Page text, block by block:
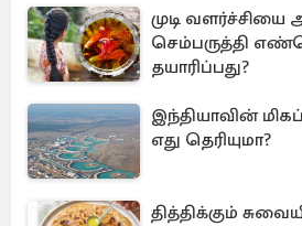
முடி வளர்ச்சியை
செம்பருத்தி
தயாரிப்பது?
இந்தியாவின்
எது தெரியுமா?
தித்திக்கும்